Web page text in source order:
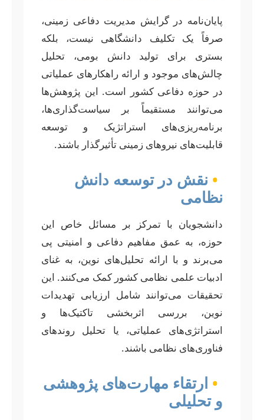
پایان‌نامه در گرایش مدیریت دفاعی زمینی،
صرفاً یک تکلیف دانشگاهی نیست، بلکه
بستری برای تولید دانش بومی، تحلیل
چالش‌های موجود و ارائه راهکارهای عملیاتی
در حوزه دفاعی کشور است. این پژوهش‌ها
می‌توانند مستقیماً بر سیاست‌گذاری‌ها،
برنامه‌ریزی‌های استراتژیک و توسعه
قابلیت‌های نیروهای زمینی تأثیرگذار باشند.
• نقش در توسعه دانش
نظامی
دانشجویان با تمرکز بر مسائل خاص این
حوزه، به عمق مفاهیم دفاعی و امنیتی پی
می‌برند و با ارائه تحلیل‌های نوین، به غنای
ادبیات علمی نظامی کشور کمک می‌کنند. این
تحقیقات می‌توانند شامل ارزیابی تهدیدات
نوین، بررسی اثربخشی تاکتیک‌ها و
استراتژی‌های عملیاتی، یا تحلیل روندهای
فناوری‌های نظامی باشند.
• ارتقاء مهارت‌های پژوهشی
و تحلیلی